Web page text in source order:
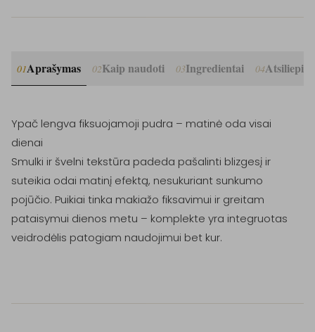
01Aprašymas 02Kaip naudoti 03Ingredientai 04
Ypač lengva fiksuojamoji pudra – matinė oda visai
dienai
Smulki ir švelni tekstūra padeda pašalinti blizgesį ir
suteikia odai matinį efektą, nesukuriant sunkumo
pojūčio. Puikiai tinka makiažo fiksavimui ir greitam
pataisymui dienos metu – komplekte yra integruotas